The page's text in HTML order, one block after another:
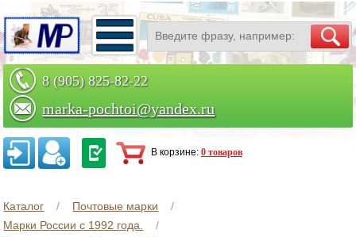
8 (905) 825-82-22
marka-pochtoi@yandex.ru
Заказать по телефону
В корзине: 0 товаров
Каталог
Почтовые марки
Марки России с 1992 года.